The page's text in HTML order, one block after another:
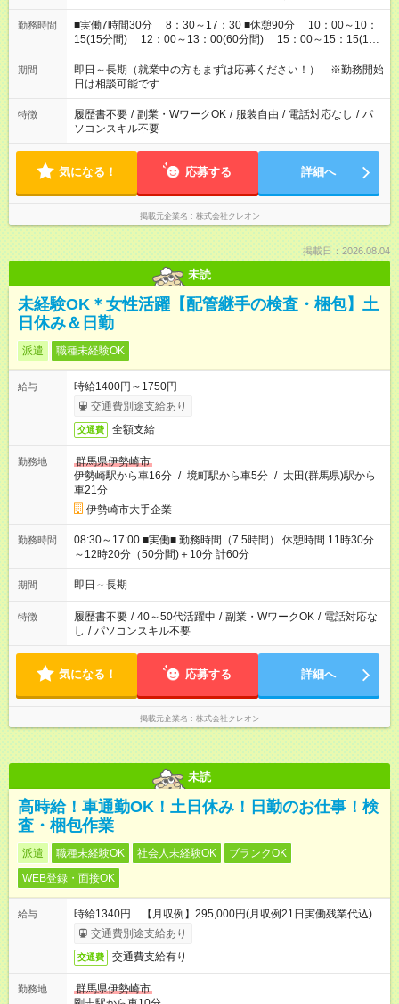
勤務時間
■実働7時間30分 8：30～17：30 ■休憩90分 10：00～10：
15(15分間) 12：00～13：00(60分間) 15：00～15：15(15
分間)
期間
即日～長期（就業中の方もまずは応募ください！） ※勤務開始
日は相談可能です
特徴 履歴書不要 / 副業・WワークOK / 服装自由 / 電話対応なし / パ
ソコンスキル不要
気になる！ 応募する 詳細へ
掲載元企業名 株式会社クレオン
掲載日：2026.08.04
未読
未経験OK＊女性活躍【配管継手の検査・梱包】土
日休み＆日勤
派遣 職種未経験OK
給与
時給1400円～1750円
交通費別途支給あり
交通費 全額支給
勤務地
群馬県伊勢崎市
伊勢崎駅から車16分 / 境町駅から車5分 / 太田(群馬県)駅から
車21分
伊勢崎市大手企業
勤務時間
08:30～17:00 ■実働■ 勤務時間（7.5時間） 休憩時間 11時30分
～12時20分（50分間)＋10分 計60分
期間 即日～長期
特徴 履歴書不要 / 40～50代活躍中 / 副業・WワークOK / 電話対応な
し / パソコンスキル不要
気になる！ 応募する 詳細へ
掲載元企業名 株式会社クレオン
未読
高時給！車通勤OK！土日休み！日勤のお仕事！検
査・梱包作業
派遣 職種未経験OK 社会人未経験OK
ブランクOK
WEB登録・面接OK
給与
時給1340円 【月収例】295,000円(月収例21日実働残業代込)
交通費別途支給あり
交通費 交通費支給有り
勤務地
群馬県伊勢崎市